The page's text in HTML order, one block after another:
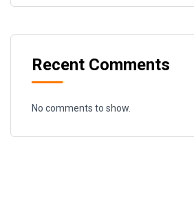
Recent Comments
No comments to show.